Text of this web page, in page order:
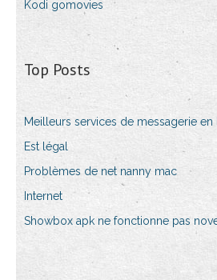
Kodi gomovies
Top Posts
Meilleurs services de messagerie en
Est légal
Problèmes de net nanny mac
Internet
Showbox apk ne fonctionne pas